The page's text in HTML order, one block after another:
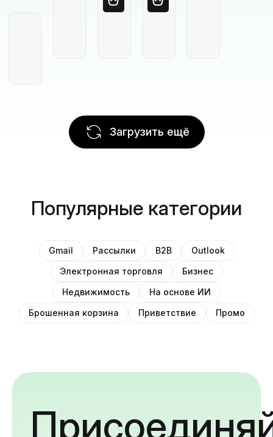
Загрузить ещё
Популярные категории
Gmail Рассылки B2B
Outlook
Электронная торговля
Бизнес
Недвижимость
На основе ИИ
Брошенная корзина
Приветствие Промо